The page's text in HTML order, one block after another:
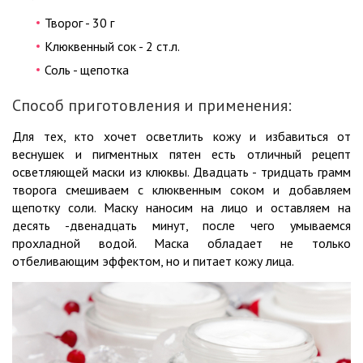
Творог - 30 г
Клюквенный сок - 2 ст.л.
Соль - щепотка
Способ приготовления и применения:
Для тех, кто хочет осветлить кожу и избавиться от
веснушек и пигментных пятен есть отличный рецепт
осветляющей маски из клюквы. Двадцать - тридцать грамм
творога смешиваем с клюквенным соком и добавляем
щепотку соли. Маску наносим на лицо и оставляем на
десять -двенадцать минут, после чего умываемся
прохладной водой. Маска обладает не только
отбеливающим эффектом, но и питает кожу лица.